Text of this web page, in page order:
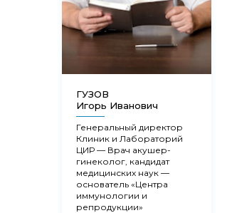
ГУЗОВ
Игорь Иванович
Генеральный директор
Клиник и Лабораторий
ЦИР — Врач акушер-
гинеколог, кандидат
медицинских наук —
основатель «Центра
иммунологии и
репродукции»